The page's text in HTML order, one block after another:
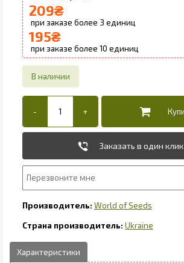
209₴
3
195₴
10
Заказать в один клик
World of Seeds
Ukraine